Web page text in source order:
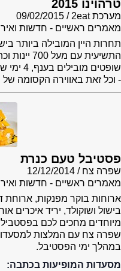
טרהוינו 2015
מערכת 2eat
09/02/2015
מאמרים ראשיים - חדשות
תחרות היין המובילה ביותר
שופטים
- וכל זאת באווירה הקסומה של
פסטיבל טעם כנרת
שפרה צח
12/12/2014
מאמרים ראשיים - חדשות
ארוחות בוקר מפנקות, ארוחת
בישול ושוקולד, יריד איכרים
מיוחדים מחכים לכם
שפרה צח עם המלצות
במהלך ימי הפסטיבל.
מסעדות המופיעות בכתבה: